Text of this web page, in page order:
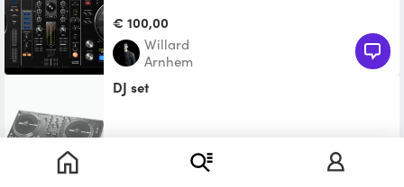
kanaals mixer, padreg
€ 100,00
Willard
Arnhem
DJ set